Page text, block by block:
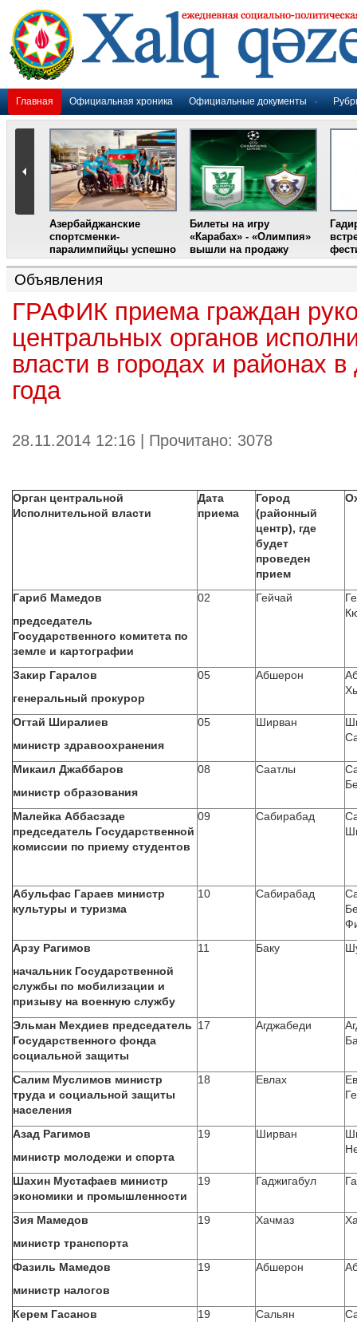
Главная Официальная хроника Официальные документы
Азербайджанские
спортсменки-
паралимпийцы успешно
выступили на III
Международном
фестивале парашютного
спорта
Билеты на игру
«Карабах» - «Олимпия»
вышли на продажу
Объявления
ГРАФИК приема граждан
центральных органов
власти в городах и районах
года
28.11.2014 12:16 | Прочитано: 3078
Орган центральной
Исполнительной власти
Дата
приема
Город
(районный
центр), где
будет
проведен
прием
Гариб Мамедов
председатель
Государственного комитета по
земле и картографии
02 Гейчай
Закир Гаралов
генеральный прокурор
05 Абшерон
Огтай Ширалиев
министр здравоохранения
05 Ширван
Микаил Джаббаров
министр образования
08 Саатлы
Малейка Аббасзаде
председатель Государственной
комиссии по приему студентов
09 Сабирабад
Абульфас Гараев министр
культуры и туризма
10 Сабирабад
Арзу Рагимов
начальник Государственной
службы по мобилизации и
призыву на военную службу
11 Баку
Эльман Мехдиев председатель
Государственного фонда
социальной защиты
17 Агджабеди
Салим Муслимов министр
труда и социальной защиты
населения
18 Евлах
Азад Рагимов
министр молодежи и спорта
19 Ширван
Шахин Мустафаев министр
экономики и промышленности
19 Гаджигабул
Зия Мамедов
министр транспорта
19 Хачмаз
Фазиль Мамедов
министр налогов
19 Абшерон
Керем Гасанов
19 Сальян